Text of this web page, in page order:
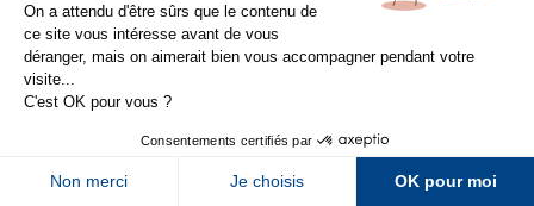
Sur LinkedIn Sur Youtube
Sur X Sur Facebook
Newsletter Abondance
Le fichier robots.txt, comment bien l'optimiser pour son